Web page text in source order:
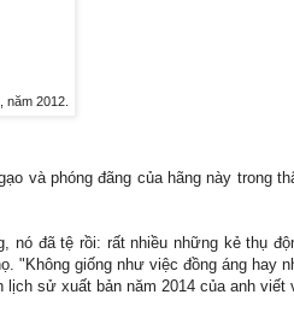
2012.
và phóng đãng của hãng này trong
nó đã tệ rồi: rất nhiều những kẻ thụ
"Không giống như việc đồng áng hay
lịch sử xuất bản năm 2014 của anh viết